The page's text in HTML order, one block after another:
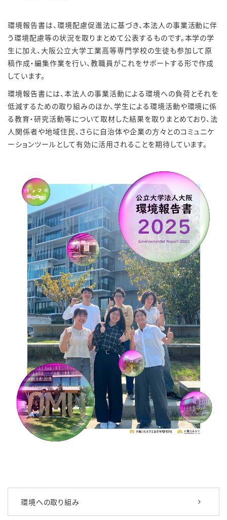
環境報告書は、環境配慮促進法に基づき、本法人の事業活動に伴
う環境配慮等の状況を取りまとめて公表するものです。本学の学
生に加え、大阪公立大学工業高等専門学校の生徒も参加して原
稿作成・編集作業を行い、教職員がこれをサポートする形で作成
しています。
環境報告書には、本法人の事業活動による環境への負荷とそれを
低減するための取り組みのほか、学生による環境活動や環境に係
る教育・研究活動等について取材した結果を取りまとめており、法
人関係者や地域住民、さらに自治体や企業の方々とのコミュニケ
ーションツールとして有効に活用されることを期待しています。
環境への取り組み